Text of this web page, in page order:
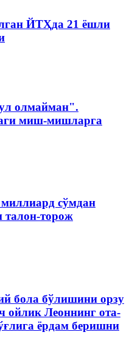
ЙТҲда 21 ёшли
олмайман".
миш-мишларга
сўмдан
талон-торож
бола бўлишини орзу
ойлик Леоннинг ота-
ёрдам беришни